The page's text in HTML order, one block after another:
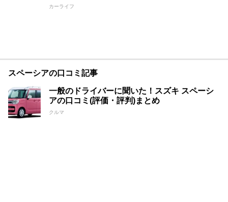
カーライフ
スペーシアの口コミ記事
一般のドライバーに聞いた！スズキ スペーシ
アの口コミ(評価・評判)まとめ
クルマ